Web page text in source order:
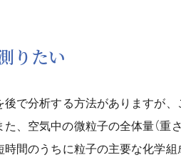
りたい
で分析する方法がありますが
空気中の微粒子の全体量（重
間のうちに粒子の主要な化学